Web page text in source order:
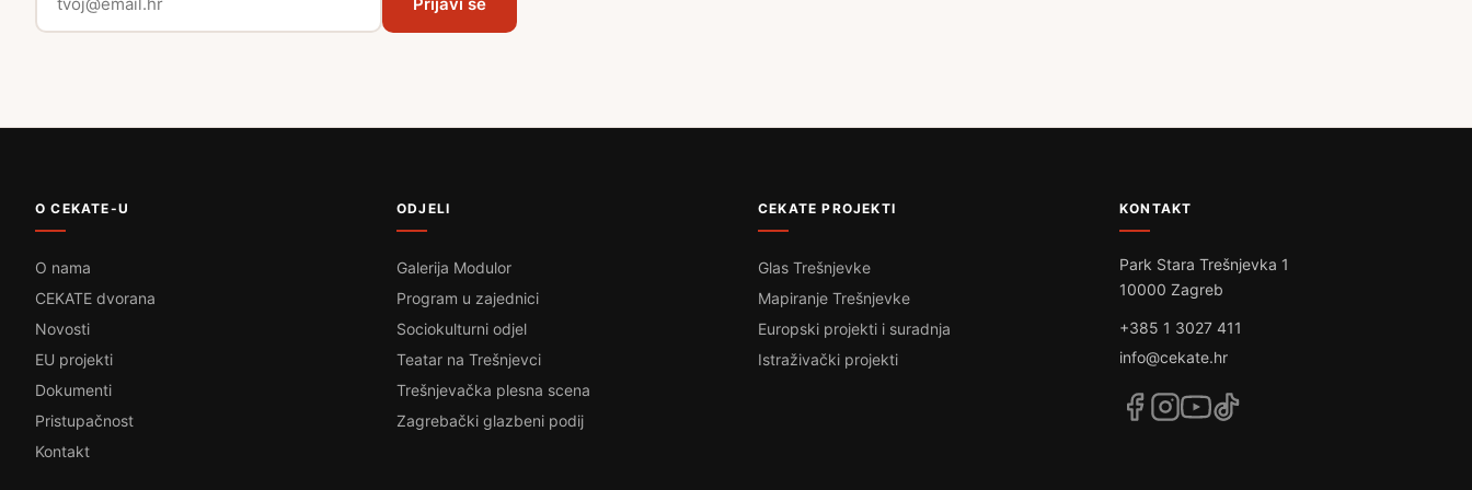
O CEKATE-U
O nama
CEKATE dvorana
Novosti
EU projekti
Dokumenti
Pristupačnost
Kontakt
ODJELI
Galerija Modulor
Program u zajednici
Sociokulturni odjel
Teatar na Trešnjevci
Trešnjevačka plesna scena
Zagrebački glazbeni podij
CEKATE PROJEKTI
Glas Trešnjevke
Mapiranje Trešnjevke
Europski projekti i suradnja
Istraživački projekti
KONTAKT
Park Stara Trešnjevka 1
10000 Zagreb
+385 1 3027 411
info@cekate.hr